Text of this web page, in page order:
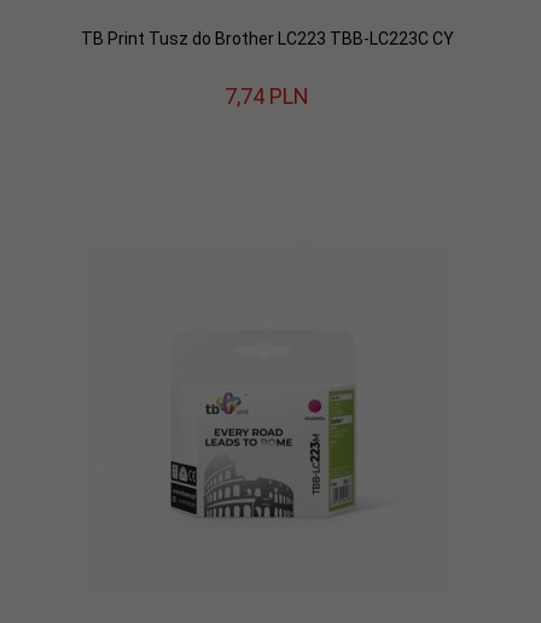
TB Print Tusz do Brother LC223 TBB-LC223C CY
7,74 PLN